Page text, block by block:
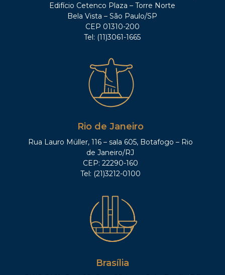
Edifício Cetenco Plaza – Torre Norte
Bela Vista – São Paulo/SP
CEP 01310-200
Tel: (11)3061-1665
Rio de Janeiro
Rua Lauro Müller, 116 – sala 605, Botafogo – Rio
de Janeiro/RJ
CEP: 22290-160
Tel: (21)3212-0100
Brasília